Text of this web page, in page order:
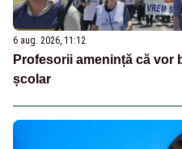
6 aug. 2026, 11:12
Profesorii amenință că vor
școlar